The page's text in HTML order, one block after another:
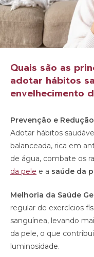
Quais são as
adotar hábitos
envelhecimento
Prevenção e
Adotar hábitos
balanceada, rica em
de água, combate os
da pele e a saúde da
Melhoria da Saúde
regular de exercícios
sanguínea, levando
da pele, o que
luminosidade.